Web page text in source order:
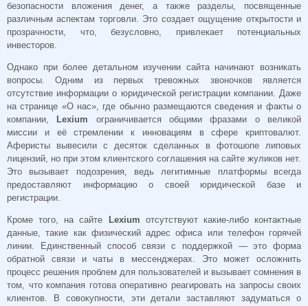
безопасности вложения денег, а также разделы, посвященные
различным аспектам торговли. Это создает ощущение открытости и
прозрачности, что, безусловно, привлекает потенциальных
инвесторов.
Однако при более детальном изучении сайта начинают возникать
вопросы. Одним из первых тревожных звоночков является
отсутствие информации о юридической регистрации компании. Даже
на странице «О нас», где обычно размещаются сведения и факты о
компании,
Lexium ограничивается общими фразами о великой
миссии и её стремлении к инновациям в сфере криптовалют.
Аферисты вывесили с десяток сделанных в фотошопе липовых
лицензий, но при этом клиентского соглашения на сайте жуликов нет.
Это вызывает подозрения, ведь легитимные платформы всегда
предоставляют информацию о своей юридической базе и
регистрации.
Кроме того, на сайте Lexium отсутствуют какие-либо контактные
данные, такие как физический адрес офиса или телефон горячей
линии. Единственный способ связи с поддержкой — это форма
обратной связи и чаты в мессенджерах. Это может осложнить
процесс решения проблем для пользователей и вызывает сомнения в
том, что компания готова оперативно реагировать на запросы своих
клиентов. В совокупности, эти детали заставляют задуматься о